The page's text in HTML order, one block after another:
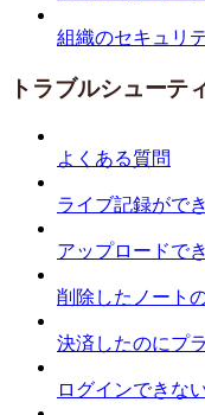
組織のセキュリ
トラブルシューテ
よくある質問
ライブ記録がで
アップロードで
削除したノート
決済したのにプ
ログインできな